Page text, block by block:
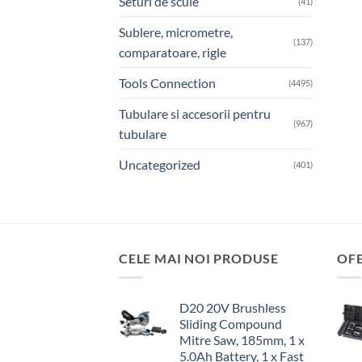
Sublere, micrometre,
comparatoare, rigle
(137)
Tools Connection (4495)
Tubulare si accesorii pentru
tubulare
(967)
Uncategorized (401)
CELE MAI NOI PRODUSE
D20 20V Brushless
Sliding Compound
Mitre Saw, 185mm, 1 x
5.0Ah Battery, 1 x Fast